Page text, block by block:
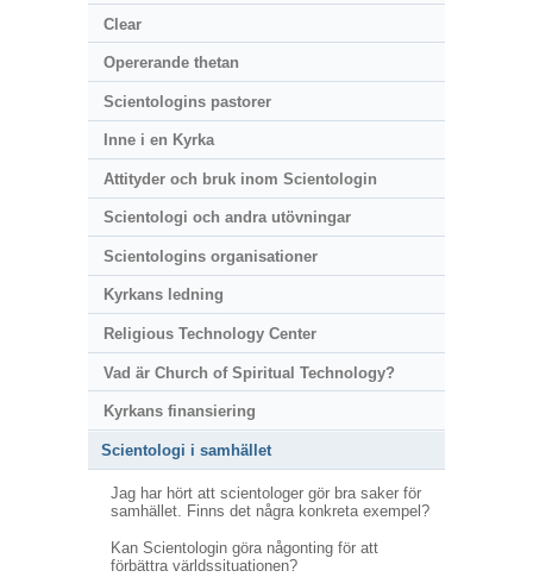
Clear
Opererande thetan
Scientologins pastorer
Inne i en Kyrka
Attityder och bruk inom Scientologin
Scientologi och andra utövningar
Scientologins organisationer
Kyrkans ledning
Religious Technology Center
Vad är Church of Spiritual Technology?
Kyrkans finansiering
Scientologi i samhället
Jag har hört att scientologer gör bra saker för
samhället. Finns det några konkreta exempel?
Kan Scientologin göra någonting för att
förbättra världssituationen?